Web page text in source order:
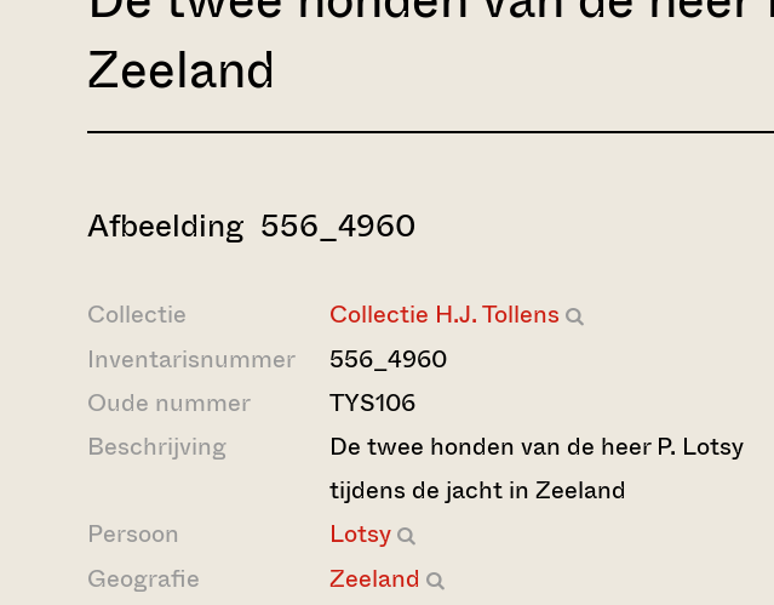
Zeeland
Afbeelding 556_4960
Collectie
Collectie H.J. Tollens
Inventarisnummer
556_4960
Oude nummer
TYS106
Beschrijving
De twee honden van de heer P. Lotsy
tijdens de jacht in Zeeland
Persoon
Lotsy
Geografie
Zeeland